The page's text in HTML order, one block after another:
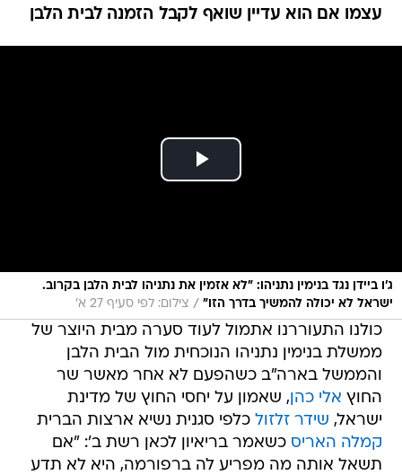
כולנו התעוררנו אתמול לעוד סערה מבית היוצר של
ממשלת בנימין נתניהו הנוכחית מול הבית הלבן
והממשל בארה"ב כשהפעם לא אחר מאשר שר
החוץאלי כהן, שאמון על יחסי החוץ של מדינת
ישראל,שידר זלזולכלפי סגנית נשיא ארצות הברית
קמלה האריסכשאמר בריאיון לכאן רשת ב': "אם
תשאל אותה מה מפריע לה ברפורמה, היא לא תדע
להגיד לך סעיף אחד". כהן אמר את הדברים בתגובה
לביקורת המרומזת של סגנית הנשיא על המהפכה